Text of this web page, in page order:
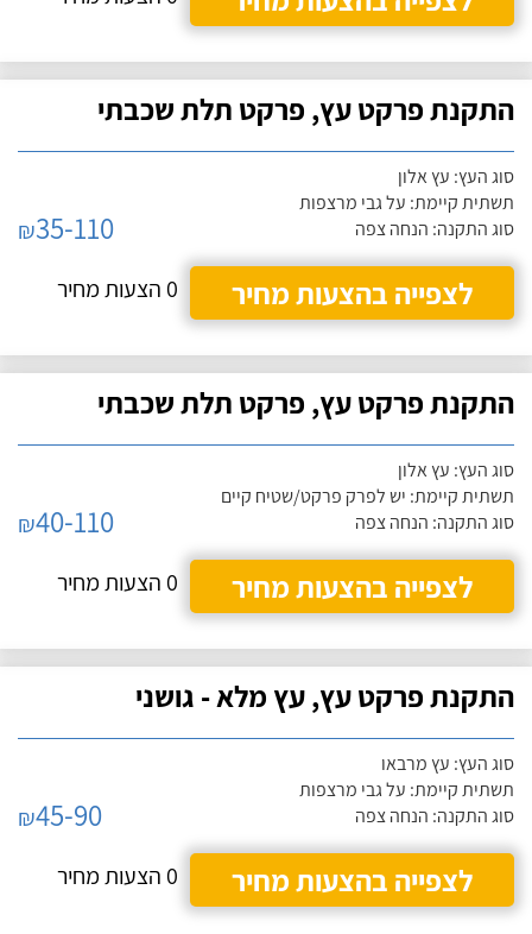
התקנת פרקט עץ, פרקט תלת שכבתי
סוג העץ: עץ אלון
תשתית קיימת: על גבי מרצפות
סוג התקנה: הנחה צפה
₪35-110
לצפייה בהצעות מחיר
0 הצעות מחיר
התקנת פרקט עץ, פרקט תלת שכבתי
סוג העץ: עץ אלון
תשתית קיימת: יש לפרק פרקט/שטיח קיים
סוג התקנה: הנחה צפה
₪40-110
לצפייה בהצעות מחיר
0 הצעות מחיר
התקנת פרקט עץ, עץ מלא - גושני
סוג העץ: עץ מרבאו
תשתית קיימת: על גבי מרצפות
סוג התקנה: הנחה צפה
₪45-90
לצפייה בהצעות מחיר
0 הצעות מחיר